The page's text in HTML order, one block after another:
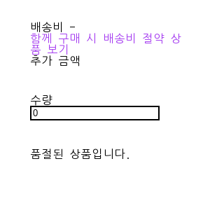
배송비 -
함께 구매 시 배송비 절약 상
품 보기
추가 금액
수량
품절된 상품입니다.